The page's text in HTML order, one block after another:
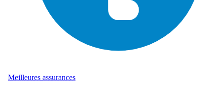
Meilleures assurances